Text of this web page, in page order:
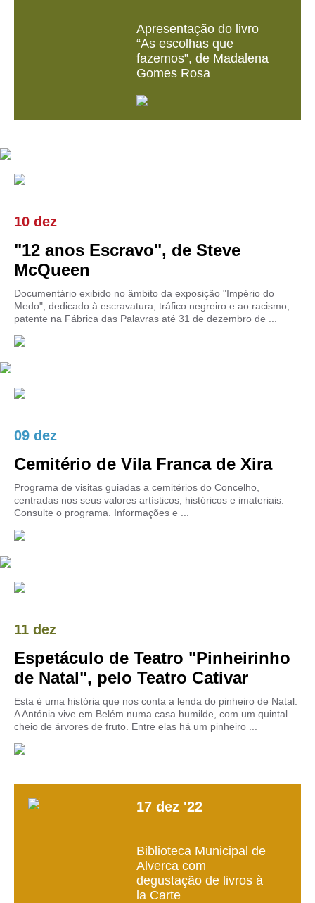
Apresentação do livro
“As escolhas que
fazemos”, de Madalena
Gomes Rosa
10 dez
"12 anos Escravo", de Steve
McQueen
Documentário exibido no âmbito da exposição "Império do
Medo", dedicado à escravatura, tráfico negreiro e ao racismo,
patente na Fábrica das Palavras até 31 de dezembro de ...
09 dez
Cemitério de Vila Franca de Xira
Programa de visitas guiadas a cemitérios do Concelho,
centradas nos seus valores artísticos, históricos e imateriais.
Consulte o programa. Informações e ...
11 dez
Espetáculo de Teatro "Pinheirinho
de Natal", pelo Teatro Cativar
Esta é uma história que nos conta a lenda do pinheiro de Natal.
A Antónia vive em Belém numa casa humilde, com um quintal
cheio de árvores de fruto. Entre elas há um pinheiro ...
17 dez '22
Biblioteca Municipal de
Alverca com
degustação de livros à
la Carte